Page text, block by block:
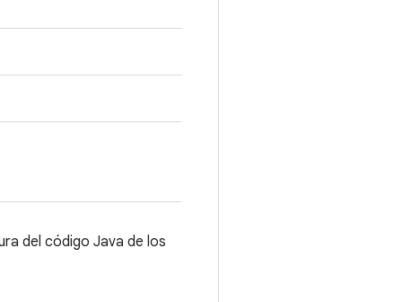
del código Java de los